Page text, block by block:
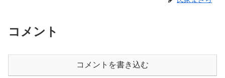
コメント
コメントを書き込む